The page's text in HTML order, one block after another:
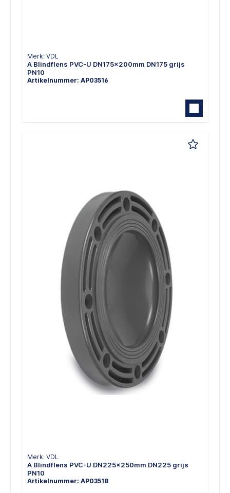
Merk: VDL
A Blindflens PVC-U DN175x200mm DN175 grijs
PN10
Artikelnummer: AP03516
Merk: VDL
A Blindflens PVC-U DN225x250mm DN225 grijs
PN10
Artikelnummer: AP03518